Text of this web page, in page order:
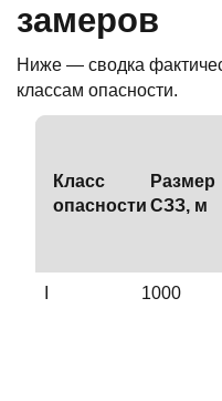
замеров
Ниже — сводка
классам опасности.
Класс
опасности
Размер
СЗЗ, м
1000